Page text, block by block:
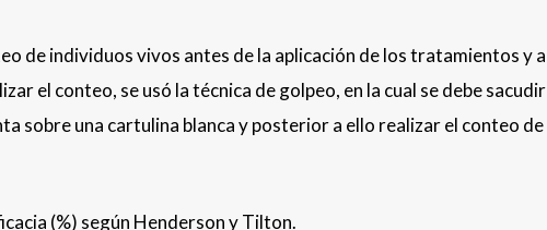
de individuos vivos antes de la aplicación de los tratamientos y a
el conteo, se usó la técnica de golpeo, en la cual se debe sacudir
sobre una cartulina blanca y posterior a ello realizar el conteo de
(%) según Henderson y Tilton.